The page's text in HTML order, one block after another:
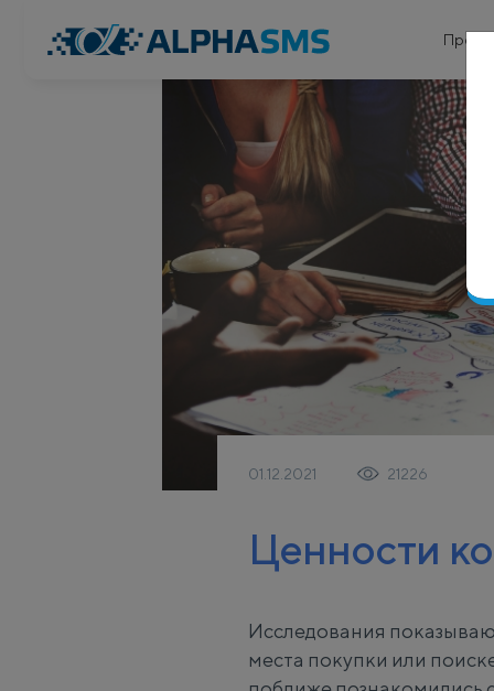
01.12.2021 21226
Ценности
Исследования
места покупки или